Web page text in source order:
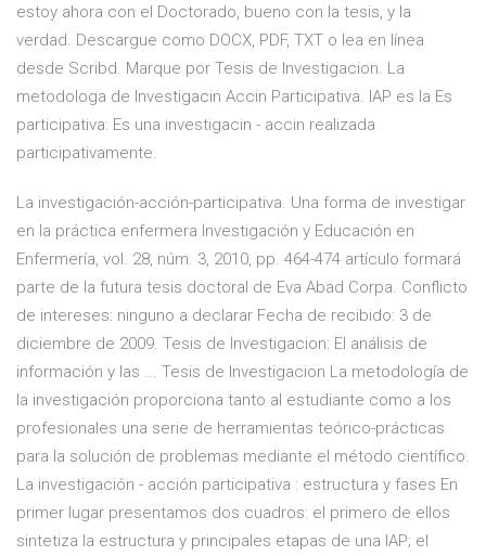
estoy ahora con el Doctorado, bueno con la tesis, y la
verdad. Descargue como DOCX, PDF, TXT o lea en línea
desde Scribd. Marque por Tesis de Investigacion. La
metodologa de Investigacin Accin Participativa. IAP es la Es
participativa: Es una investigacin - accin realizada
participativamente.
La investigación-acción-participativa. Una forma de investigar
en la práctica enfermera Investigación y Educación en
Enfermería, vol. 28, núm. 3, 2010, pp. 464-474 artículo formará
parte de la futura tesis doctoral de Eva Abad Corpa. Conflicto
de intereses: ninguno a declarar Fecha de recibido: 3 de
diciembre de 2009. Tesis de Investigacion: El análisis de
información y las ... Tesis de Investigacion La metodología de
la investigación proporciona tanto al estudiante como a los
profesionales una serie de herramientas teórico-prácticas
para la solución de problemas mediante el método científico.
La investigación - acción participativa : estructura y fases En
primer lugar presentamos dos cuadros: el primero de ellos
sintetiza la estructura y principales etapas de una IAP; el